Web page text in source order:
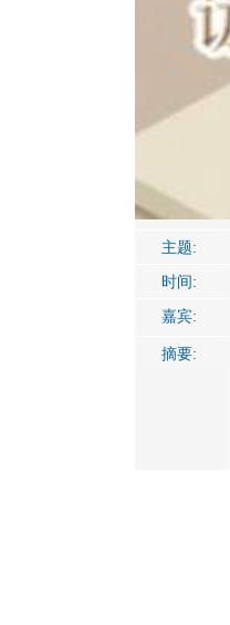
主题:
时间:
嘉宾:
摘要: